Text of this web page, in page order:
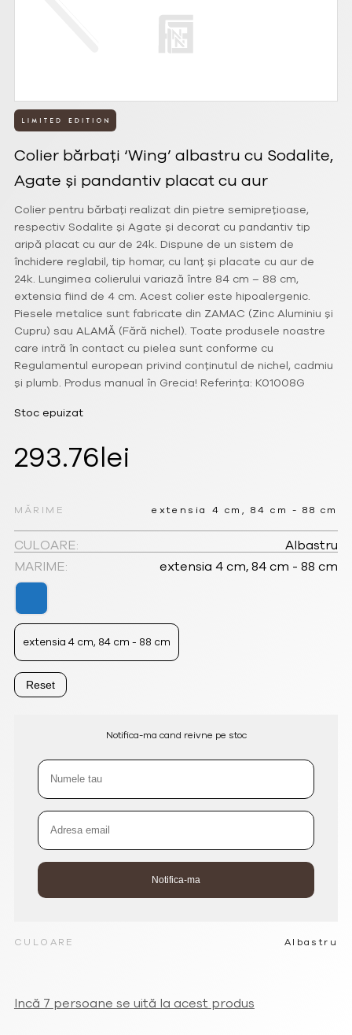
Colier bărbați ‘Wing’ albastru cu Sodalite,
Agate și pandantiv placat cu aur
Colier pentru bărbați realizat din pietre semiprețioase,
respectiv Sodalite și Agate și decorat cu pandantiv tip
aripă placat cu aur de 24k. Dispune de un sistem de
închidere reglabil, tip homar, cu lanț și placate cu aur de
24k. Lungimea colierului variază între 84 cm – 88 cm,
extensia fiind de 4 cm. Acest colier este hipoalergenic.
Piesele metalice sunt fabricate din ZAMAC (Zinc Aluminiu și
Cupru) sau ALAMĂ (Fără nichel). Toate produsele noastre
care intră în contact cu pielea sunt conforme cu
Regulamentul european privind conținutul de nichel, cadmiu
și plumb. Produs manual în Grecia! Referința: K01008G
293.76lei
CULOARE Albastru
MĂRIME extensia 4 cm, 84 cm - 88 cm
CULOARE:
Albastru
MARIME:
extensia 4 cm, 84 cm - 88 cm
extensia 4 cm, 84 cm - 88 cm
Reset
Stoc epuizat
Notifica-ma cand reivne pe stoc
Incă 7 persoane se uită la acest produs